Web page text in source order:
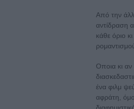
Από την
αντίδραση
κάθε όριο
Οποια κι
ένα φιλμ
αφράτη,